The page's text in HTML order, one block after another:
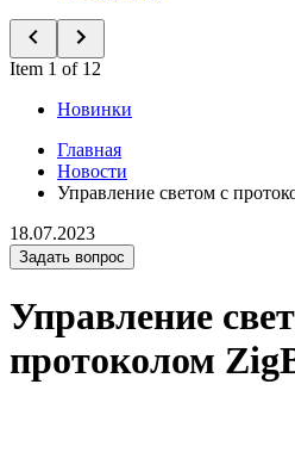
Item 1 of 12
Новинки
Главная
Новости
Управление светом с
18.07.2023
Задать вопрос
Управление
протоколом